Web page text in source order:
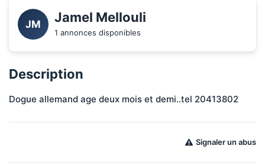
JM Jamel Mellouli
1 annonces disponibles
Description
Dogue allemand age deux mois et demi..tel 20413802
Signaler un abus